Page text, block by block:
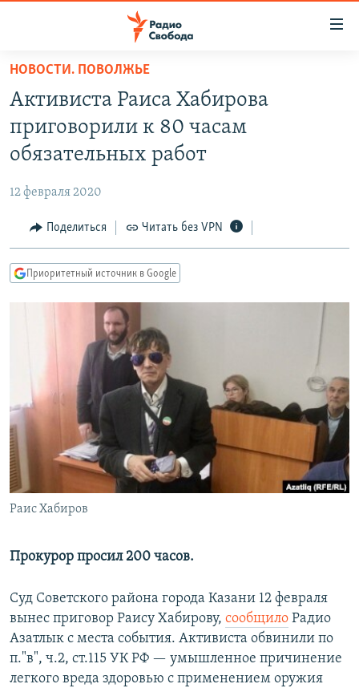
упрощенного
доступа
основному
Вернутся
Вернутся
АВТОРСКИЕ ПРОЕКТЫ
МНЕНИЯ
КУЛЬТУРА
КАВКАЗ.РЕАЛИИ
СЕВЕР.РЕАЛИИ
СИБИРЬ.РЕАЛИИ
РАСПИСАНИЕ ВЕЩАНИЯ
ПОДПИШИТЕСЬ НА РАССЫЛКУ
СОЦИАЛЬНЫЕ СЕТИ
Все сайты РСЕ/РС
НОВОСТИ. ПОВОЛЖЬЕ
Активиста Раиса Хабирова
приговорили к 80 часам
обязательных работ
12 февраля 2020
Поделиться Читать без VPN
Приоритетный источник в Google
Раис Хабиров
Прокурор просил 200 часов.
Суд Советского района города Казани 12 февраля
вынес приговор Раису Хабирову, сообщило Радио
Азатлык с места события. Активиста обвинили по
п."в", ч.2, ст.115 УК РФ — умышленное причинение
легкого вреда здоровью с применением оружия